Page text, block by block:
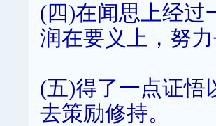
(四)在闻思上经过
润在要义上，努
(五)得了一点证悟
去策励修持。